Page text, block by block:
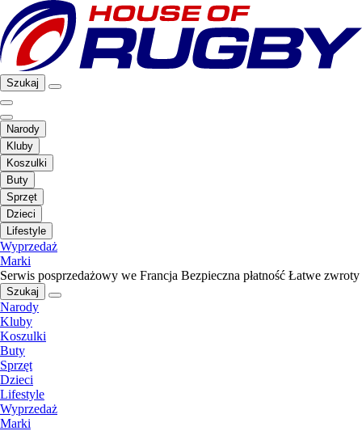
Szukaj
Narody
Kluby
Koszulki
Buty
Sprzęt
Dzieci
Lifestyle
Wyprzedaż
Marki
Serwis posprzedażowy we Francja Bezpieczna płatność Łatwe zwroty
Szukaj
Narody
Kluby
Koszulki
Buty
Sprzęt
Dzieci
Lifestyle
Wyprzedaż
Marki